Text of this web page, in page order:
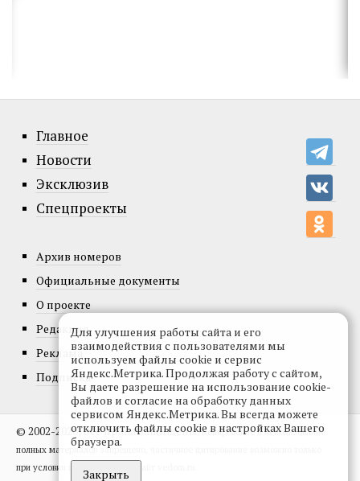
Главное
Новости
Эксклюзив
Спецпроекты
Архив номеров
Официальные документы
О проекте
Редакция
Реклама
Подписка
© 2002-2026, Все права защищены.Копирование и использование
полных материалов запрещено, частичное цитирование возможно только
при условии гиперссылки на сайт vedom.ru.
Для улучшения работы сайта и его
взаимодействия с пользователями мы
используем файлы cookie и сервис
Яндекс.Метрика. Продолжая работу с сайтом,
Вы даете разрешение на использование cookie-
файлов и согласие на обработку данных
сервисом Яндекс.Метрика. Вы всегда можете
отключить файлы cookie в настройках Вашего
браузера.
Закрыть